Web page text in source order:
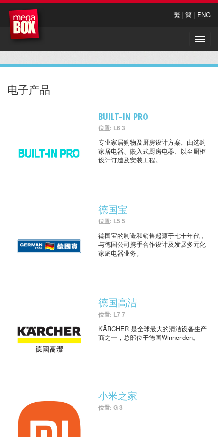
繁 | 簡 | ENG
Toggle
电子产品
BUILT-IN PRO
位置: L6 3
专业家居购物及厨房设计方案。由选购
家居电器、嵌入式厨房电器、以至厨柜
设计订造及安装工程。
德国宝
位置: L5 5
德国宝的制造和销售起源于七十年代，
与德国公司携手合作设计及发展多元化
家庭电器业务。
德国高洁
位置: L7 7
KÄRCHER 是全球最大的清洁设备生产
商之一，总部位于德国Winnenden。
小米之家
位置: G 3